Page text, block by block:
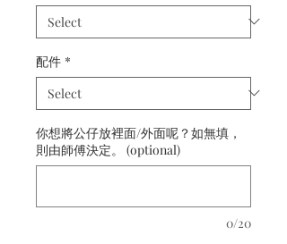
配件 *
你想將公仔放裡面/外面呢？如無填，
則由師傅決定。 (optional)
0/20